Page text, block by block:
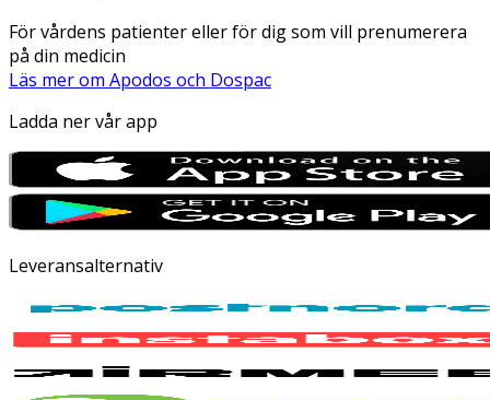
För vårdens patienter eller för dig som vill prenumerera
på din medicin
Läs mer om Apodos och Dospac
Ladda ner vår app
Leveransalternativ